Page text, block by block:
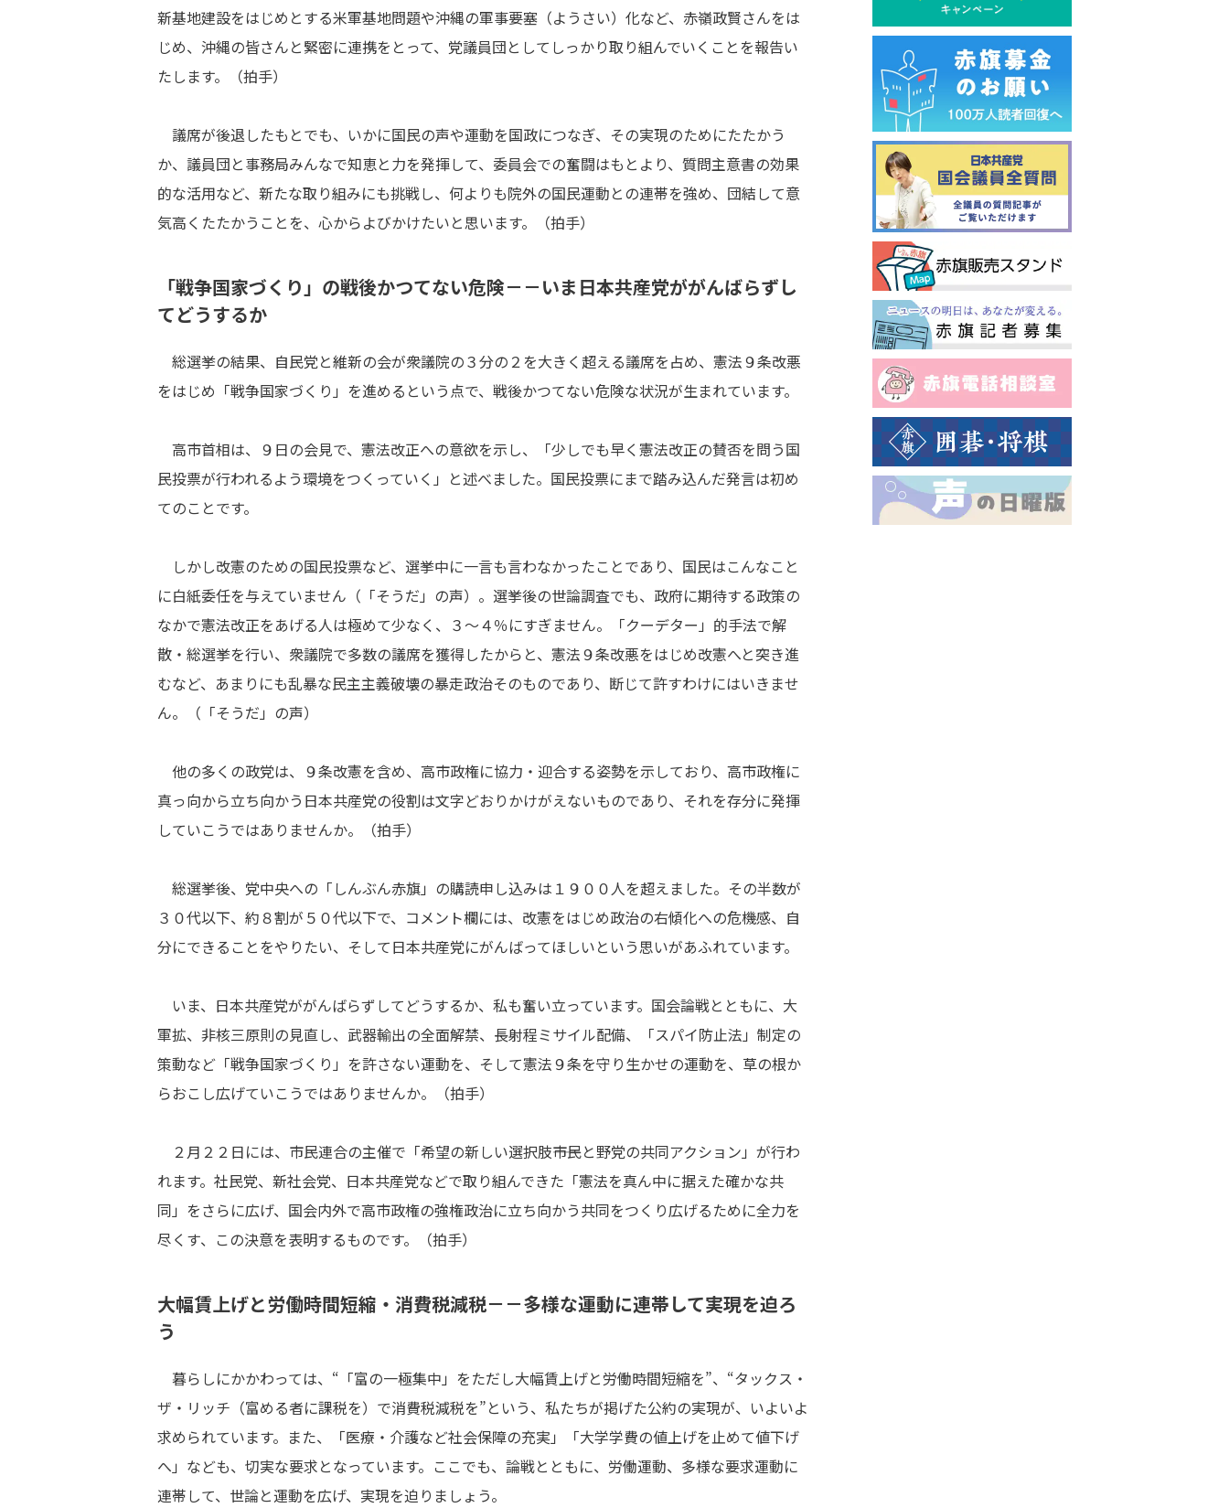
新基地建設をはじめとする米軍基地問題や沖縄の軍事要塞（ようさい）化など、赤嶺政賢さんをは
じめ、沖縄の皆さんと緊密に連携をとって、党議員団としてしっかり取り組んでいくことを報告い
たします。（拍手）
議席が後退したもとでも、いかに国民の声や運動を国政につなぎ、その実現のためにたたかう
か、議員団と事務局みんなで知恵と力を発揮して、委員会での奮闘はもとより、質問主意書の効果
的な活用など、新たな取り組みにも挑戦し、何よりも院外の国民運動との連帯を強め、団結して意
気高くたたかうことを、心からよびかけたいと思います。（拍手）
「戦争国家づくり」の戦後かつてない危険－－いま日本共産党ががんばらずし
てどうするか
総選挙の結果、自民党と維新の会が衆議院の３分の２を大きく超える議席を占め、憲法９条改悪
をはじめ「戦争国家づくり」を進めるという点で、戦後かつてない危険な状況が生まれています。
高市首相は、９日の会見で、憲法改正への意欲を示し、「少しでも早く憲法改正の賛否を問う国
民投票が行われるよう環境をつくっていく」と述べました。国民投票にまで踏み込んだ発言は初め
てのことです。
しかし改憲のための国民投票など、選挙中に一言も言わなかったことであり、国民はこんなこと
に白紙委任を与えていません（「そうだ」の声）。選挙後の世論調査でも、政府に期待する政策の
なかで憲法改正をあげる人は極めて少なく、３～４％にすぎません。「クーデター」的手法で解
散・総選挙を行い、衆議院で多数の議席を獲得したからと、憲法９条改悪をはじめ改憲へと突き進
むなど、あまりにも乱暴な民主主義破壊の暴走政治そのものであり、断じて許すわけにはいきませ
ん。（「そうだ」の声）
他の多くの政党は、９条改憲を含め、高市政権に協力・迎合する姿勢を示しており、高市政権に
真っ向から立ち向かう日本共産党の役割は文字どおりかけがえないものであり、それを存分に発揮
していこうではありませんか。（拍手）
総選挙後、党中央への「しんぶん赤旗」の購読申し込みは１９００人を超えました。その半数が
３０代以下、約８割が５０代以下で、コメント欄には、改憲をはじめ政治の右傾化への危機感、自
分にできることをやりたい、そして日本共産党にがんばってほしいという思いがあふれています。
いま、日本共産党ががんばらずしてどうするか、私も奮い立っています。国会論戦とともに、大
軍拡、非核三原則の見直し、武器輸出の全面解禁、長射程ミサイル配備、「スパイ防止法」制定の
策動など「戦争国家づくり」を許さない運動を、そして憲法９条を守り生かせの運動を、草の根か
らおこし広げていこうではありませんか。（拍手）
２月２２日には、市民連合の主催で「希望の新しい選択肢――市民と野党の共同アクション」が行わ
れます。社民党、新社会党、日本共産党などで取り組んできた「憲法を真ん中に据えた確かな共
同」をさらに広げ、国会内外で高市政権の強権政治に立ち向かう共同をつくり広げるために全力を
尽くす、この決意を表明するものです。（拍手）
大幅賃上げと労働時間短縮・消費税減税－－多様な運動に連帯して実現を迫ろ
う
暮らしにかかわっては、“「富の一極集中」をただし大幅賃上げと労働時間短縮を”、“タックス・
ザ・リッチ（富める者に課税を）で消費税減税を”という、私たちが掲げた公約の実現が、いよいよ
求められています。また、「医療・介護など社会保障の充実」「大学学費の値上げを止めて値下げ
へ」なども、切実な要求となっています。ここでも、論戦とともに、労働運動、多様な要求運動に
連帯して、世論と運動を広げ、実現を迫りましょう。